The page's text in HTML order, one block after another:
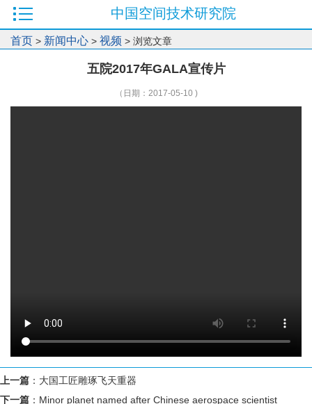
中国空间技术研究院
首页 > 新闻中心 > 视频 > 浏览文章
五院2017年GALA宣传片
（日期：2017-05-10 )
上一篇 ： 大国工匠雕琢飞天重器
下一篇 ： Minor planet named after Chinese aerospace scientist